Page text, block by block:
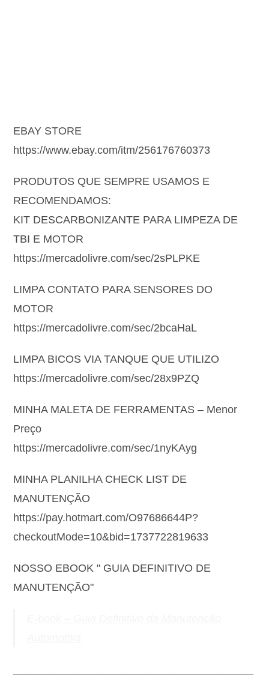
EBAY STORE
https://www.ebay.com/itm/256176760373
PRODUTOS QUE SEMPRE USAMOS E
RECOMENDAMOS:
KIT DESCARBONIZANTE PARA LIMPEZA DE
TBI E MOTOR
https://mercadolivre.com/sec/2sPLPKE
LIMPA CONTATO PARA SENSORES DO
MOTOR
https://mercadolivre.com/sec/2bcaHaL
LIMPA BICOS VIA TANQUE QUE UTILIZO
https://mercadolivre.com/sec/28x9PZQ
MINHA MALETA DE FERRAMENTAS – Menor
Preço
https://mercadolivre.com/sec/1nyKAyg
MINHA PLANILHA CHECK LIST DE
MANUTENÇÃO
https://pay.hotmart.com/O97686644P?
checkoutMode=10&bid=1737722819633
NOSSO EBOOK " GUIA DEFINITIVO DE
MANUTENÇÃO"